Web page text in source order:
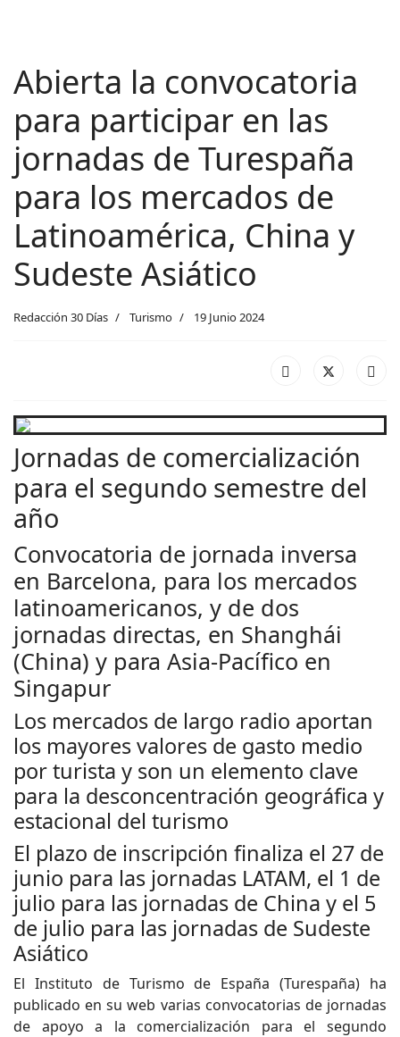
Abierta la convocatoria
para participar en las
jornadas de Turespaña
para los mercados de
Latinoamérica, China y
Sudeste Asiático
Redacción 30 Días Turismo 19 Junio 2024
Jornadas de comercialización
para el segundo semestre del
año
Convocatoria de jornada inversa
en Barcelona, para los mercados
latinoamericanos, y de dos
jornadas directas, en Shanghái
(China) y para Asia-Pacífico en
Singapur
Los mercados de largo radio aportan
los mayores valores de gasto medio
por turista y son un elemento clave
para la desconcentración geográfica y
estacional del turismo
El plazo de inscripción finaliza el 27 de
junio para las jornadas LATAM, el 1 de
julio para las jornadas de China y el 5
de julio para las jornadas de Sudeste
Asiático
El Instituto de Turismo de España (Turespaña) ha
publicado en su web varias convocatorias de jornadas
de apoyo a la comercialización para el segundo